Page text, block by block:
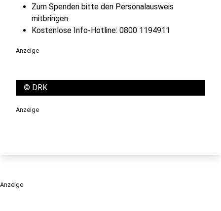
Zum Spenden bitte den Personalausweis
mitbringen
Kostenlose Info-Hotline: 0800 1194911
Anzeige
© DRK
Anzeige
Anzeige